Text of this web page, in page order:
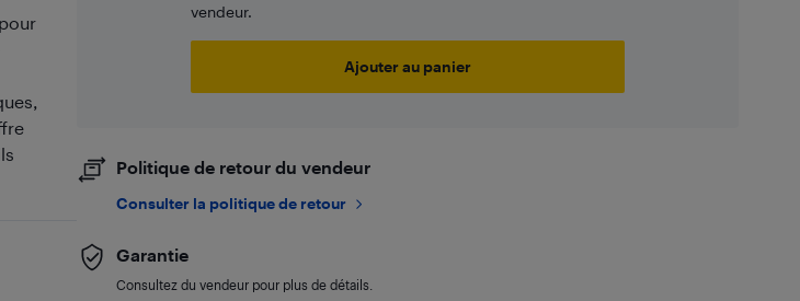
vendeur.
Ajouter au panier
Politique de retour du vendeur
Consulter la politique de retour
Garantie
Consultez du vendeur pour plus de détails.